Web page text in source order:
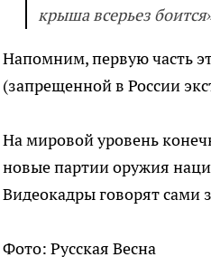
крыша всерьез
Напомним, первую часть
(запрещенной в России
На мировой уровень
новые партии оружия
Видеокадры говорят сами
Фото: Русская Весна